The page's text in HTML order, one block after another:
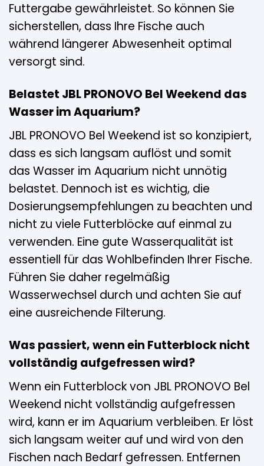
Futtergabe gewährleistet. So können Sie
sicherstellen, dass Ihre Fische auch
während längerer Abwesenheit optimal
versorgt sind.
Belastet JBL PRONOVO Bel Weekend das
Wasser im Aquarium?
JBL PRONOVO Bel Weekend ist so konzipiert,
dass es sich langsam auflöst und somit
das Wasser im Aquarium nicht unnötig
belastet. Dennoch ist es wichtig, die
Dosierungsempfehlungen zu beachten und
nicht zu viele Futterblöcke auf einmal zu
verwenden. Eine gute Wasserqualität ist
essentiell für das Wohlbefinden Ihrer Fische.
Führen Sie daher regelmäßig
Wasserwechsel durch und achten Sie auf
eine ausreichende Filterung.
Was passiert, wenn ein Futterblock nicht
vollständig aufgefressen wird?
Wenn ein Futterblock von JBL PRONOVO Bel
Weekend nicht vollständig aufgefressen
wird, kann er im Aquarium verbleiben. Er löst
sich langsam weiter auf und wird von den
Fischen nach Bedarf gefressen. Entfernen